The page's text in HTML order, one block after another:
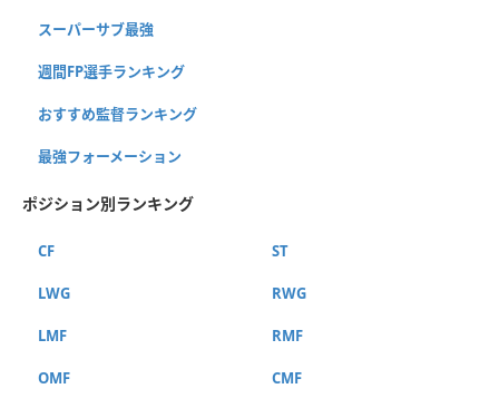
スーパーサブ最強
週間FP選手ランキング
おすすめ監督ランキング
最強フォーメーション
ポジション別ランキング
CF ST
LWG RWG
LMF RMF
OMF CMF